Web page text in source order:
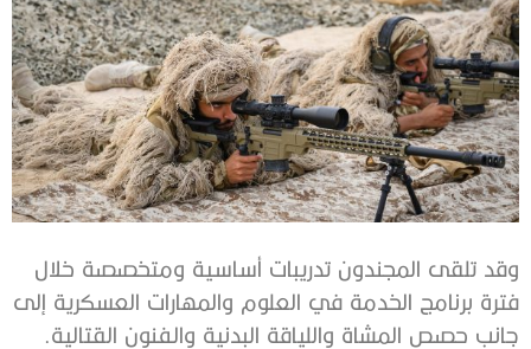
وقد تلقى المجندون تدريبات أساسية ومتخصصة خلال
فترة برنامج الخدمة في العلوم والمهارات العسكرية إلى
جانب حصص المشاة واللياقة البدنية والفنون القتالية.